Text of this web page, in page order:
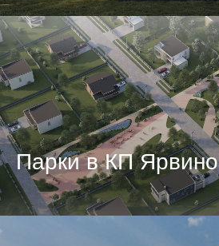
Парки в КП Ярвино